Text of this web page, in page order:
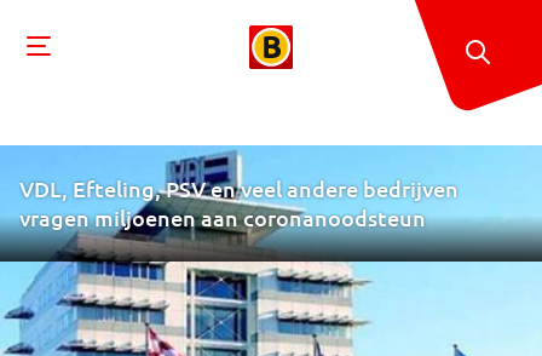
VDL, Efteling, PSV en veel andere bedrijven
vragen miljoenen aan coronanoodsteun